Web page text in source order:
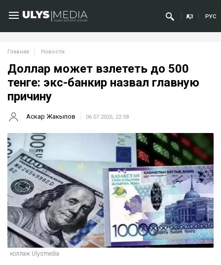
ҚАЗ РУС
Главная Новости
Доллар может взлететь до 500
тенге: экс-банкир назвал главную
причину
Аскар Жакыпов 06.07.2026, 22:58
коллаж Ulysmedia